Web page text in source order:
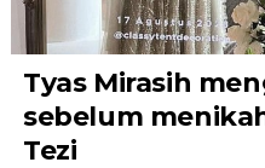
Tyas Mirasih
sebelum
Tezi